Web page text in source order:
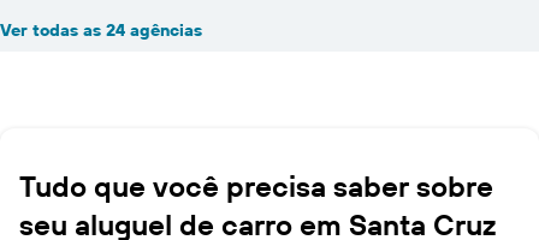
Ver todas as 24 agências
Tudo que você precisa saber sobre
seu aluguel de carro em Santa Cruz